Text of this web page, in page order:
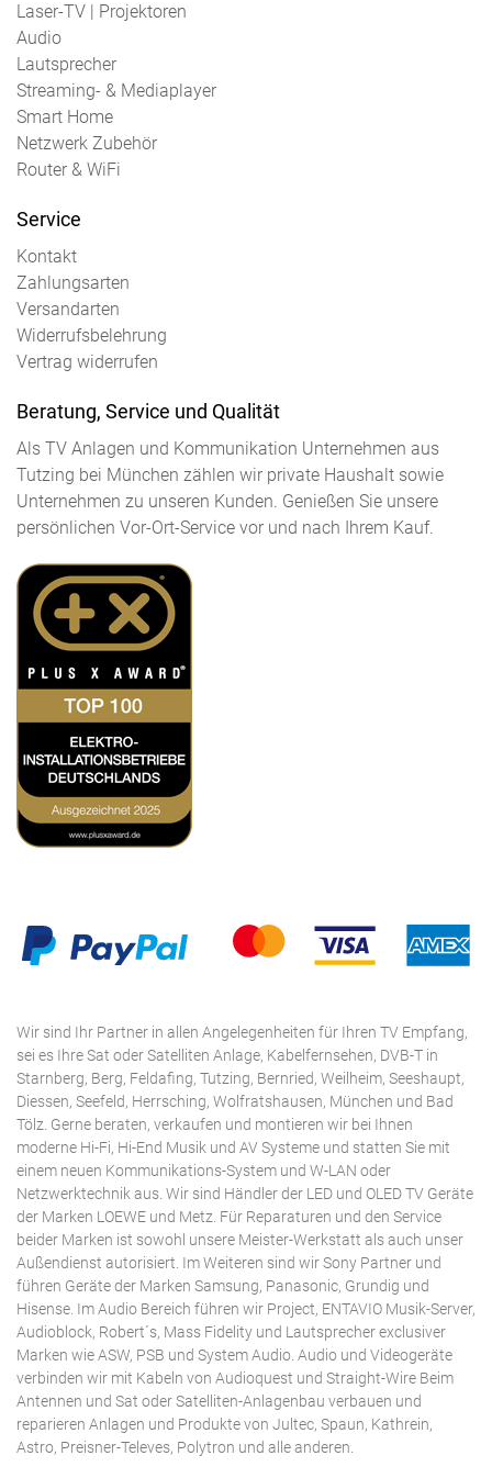
Laser-TV | Projektoren
Audio
Lautsprecher
Streaming- & Mediaplayer
Smart Home
Netzwerk Zubehör
Router & WiFi
Service
Kontakt
Zahlungsarten
Versandarten
Widerrufsbelehrung
Vertrag widerrufen
Beratung, Service und Qualität
Als TV Anlagen und Kommunikation Unternehmen aus
Tutzing bei München zählen wir private Haushalt sowie
Unternehmen zu unseren Kunden. Genießen Sie unsere
persönlichen Vor-Ort-Service vor und nach Ihrem Kauf.
Wir sind Ihr Partner in allen Angelegenheiten für Ihren TV Empfang,
sei es Ihre Sat oder Satelliten Anlage, Kabelfernsehen, DVB-T in
Starnberg, Berg, Feldafing, Tutzing, Bernried, Weilheim, Seeshaupt,
Diessen, Seefeld, Herrsching, Wolfratshausen, München und Bad
Tölz. Gerne beraten, verkaufen und montieren wir bei Ihnen
moderne Hi-Fi, Hi-End Musik und AV Systeme und statten Sie mit
einem neuen Kommunikations-System und W-LAN oder
Netzwerktechnik aus. Wir sind Händler der LED und OLED TV Geräte
der Marken LOEWE und Metz. Für Reparaturen und den Service
beider Marken ist sowohl unsere Meister-Werkstatt als auch unser
Außendienst autorisiert. Im Weiteren sind wir Sony Partner und
führen Geräte der Marken Samsung, Panasonic, Grundig und
Hisense. Im Audio Bereich führen wir Project, ENTAVIO Musik-Server,
Audioblock, Robert´s, Mass Fidelity und Lautsprecher exclusiver
Marken wie ASW, PSB und System Audio. Audio und Videogeräte
verbinden wir mit Kabeln von Audioquest und Straight-Wire Beim
Antennen und Sat oder Satelliten-Anlagenbau verbauen und
reparieren Anlagen und Produkte von Jultec, Spaun, Kathrein,
Astro, Preisner-Televes, Polytron und alle anderen.